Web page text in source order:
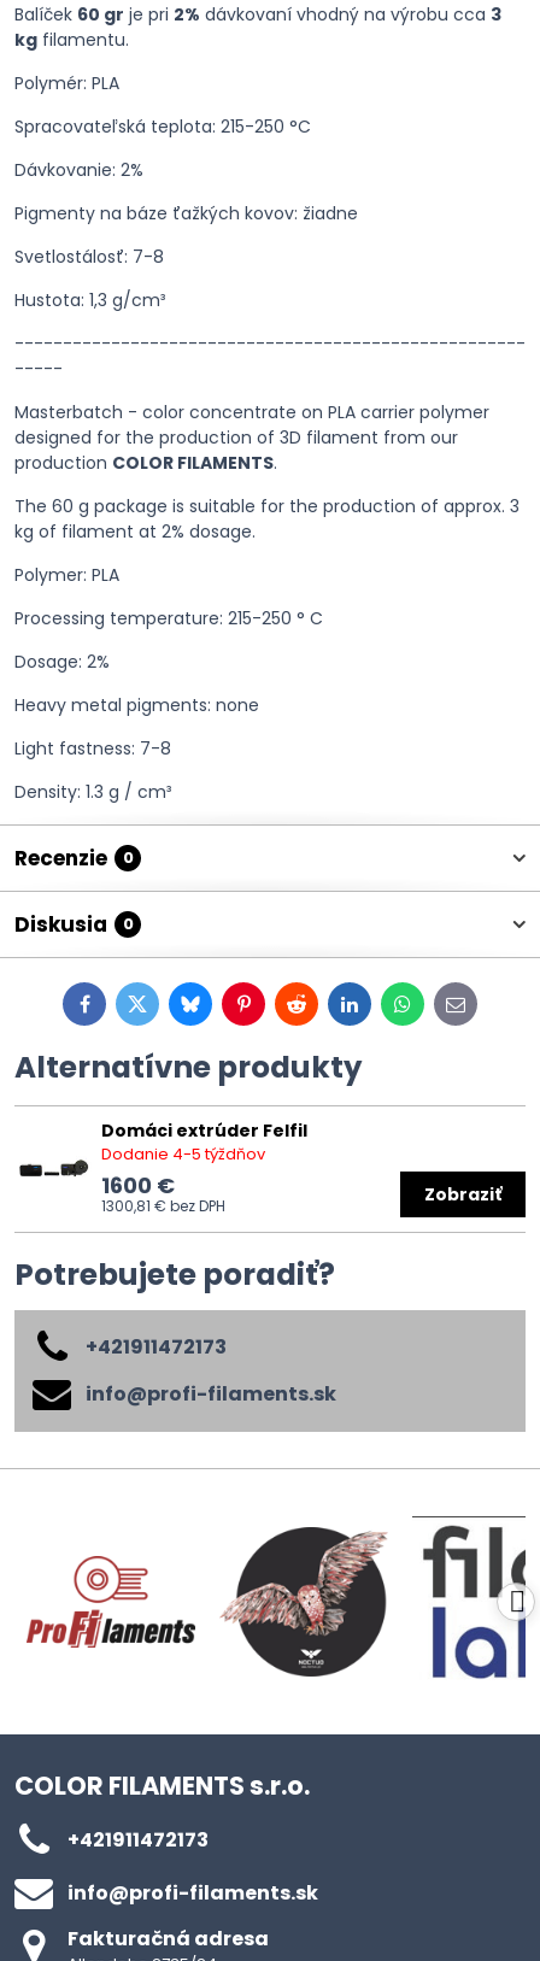
Balíček 60 gr je pri 2% dávkovaní vhodný na výrobu cca 3
kg filamentu.
Polymér: PLA
Spracovateľská teplota: 215-250 °C
Dávkovanie: 2%
Pigmenty na báze ťažkých kovov: žiadne
Svetlostálosť: 7-8
Hustota: 1,3 g/cm³
-----------------------------------------------------
-----
Masterbatch - color concentrate on PLA carrier polymer
designed for the production of 3D filament from our
production COLOR FILAMENTS.
The 60 g package is suitable for the production of approx. 3
kg of filament at 2% dosage.
Polymer: PLA
Processing temperature: 215-250 ° C
Dosage: 2%
Heavy metal pigments: none
Light fastness: 7-8
Density: 1.3 g / cm³
Recenzie 0
Diskusia 0
FacebookTwitterBlueskyPinterestRedditLinkedInWhatsApp
E-
mail
Alternatívne produkty
Domáci extrúder Felfil
Dodanie 4-5 týždňov
1600 €
1300,81 € bez DPH Zobraziť
Potrebujete poradiť?
+421911472173
info​@profi-filaments​.sk
COLOR FILAMENTS s.r.o.
+421911472173
info​@profi-filaments​.sk
Fakturačná adresa